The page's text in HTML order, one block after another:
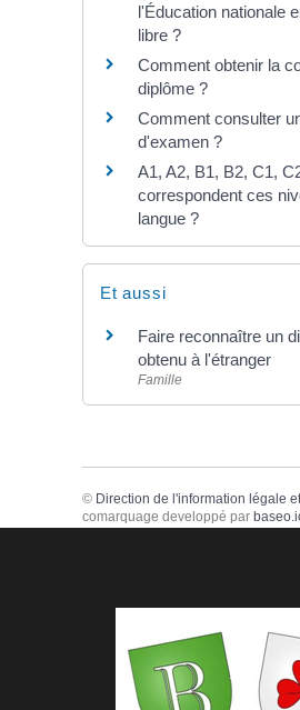
l'Éducation nationale
libre ?
Comment obtenir la
diplôme ?
Comment consulter
d'examen ?
A1, A2, B1, B2, C1,
correspondent ces
langue ?
Et aussi
Faire reconnaître un
obtenu à l'étranger
Famille
© Direction de l'information légale
comarquage developpé par